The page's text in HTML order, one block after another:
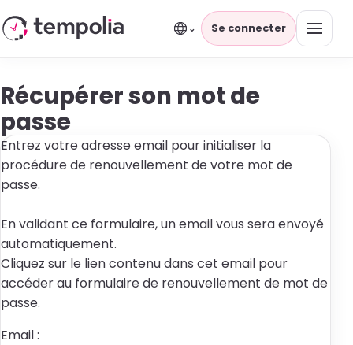
⌄ Se connecter
Récupérer son mot de
passe
Entrez votre adresse email pour initialiser la
procédure de renouvellement de votre mot de
passe.
En validant ce formulaire, un email vous sera envoyé
automatiquement.
Cliquez sur le lien contenu dans cet email pour
accéder au formulaire de renouvellement de mot de
passe.
Email :